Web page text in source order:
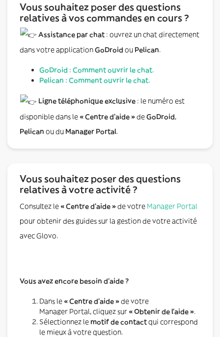
Vous souhaitez poser des questions
relatives à vos commandes en cours ?
Assistance par chat: ouvrez un chat directement
dans votre applicationGoDroid ou Pelican.
GoDroid : Comment ouvrir le chat.
Pelican : Comment ouvrir le chat.
Ligne téléphonique exclusive: le numéro est
disponible dans le « Centre d’aide »deGoDroid,
Pelican ou du Manager Portal.
Vous souhaitez poser des questions
relatives à votre activité ?
Consultez le « Centre d’aide »de votre Manager Portal
pour obtenir des guides sur la gestion de votre activité
avec Glovo.
Vous avez encore besoin d’aide ?
Dans le « Centre d’aide »de votre
Manager Portal, cliquez sur « Obtenir de l’aide ».
Sélectionnez le motif de contactqui correspond
le mieux à votre question.